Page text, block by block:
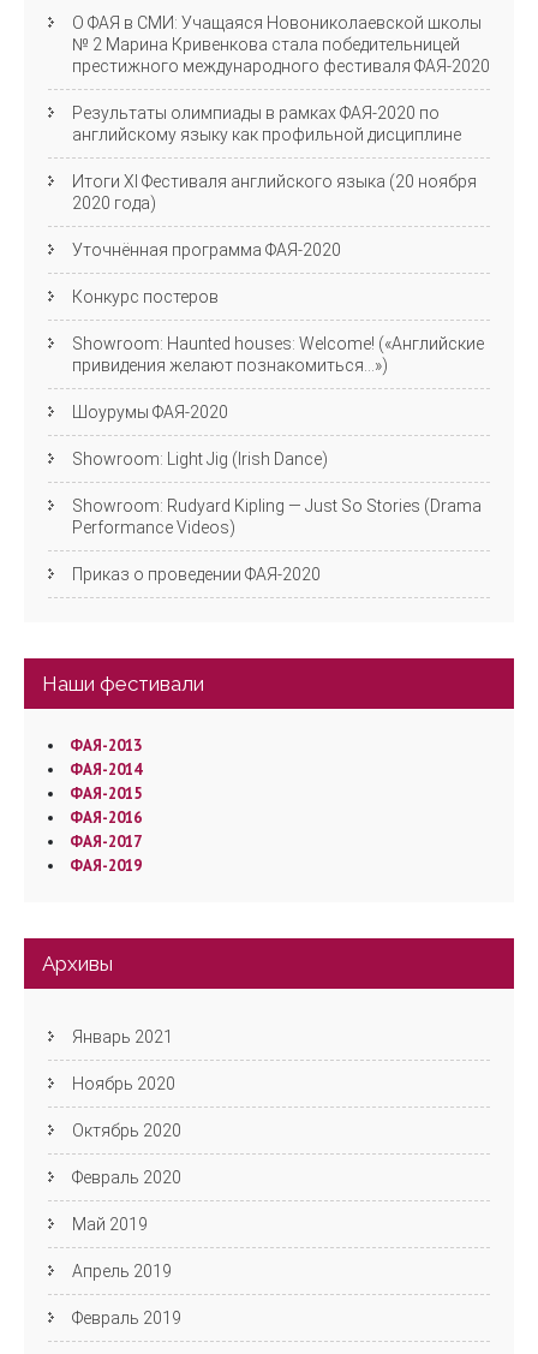
О ФАЯ в СМИ: Учащаяся Новониколаевской школы
№ 2 Марина Кривенкова стала победительницей
престижного международного фестиваля ФАЯ-2020
Результаты олимпиады в рамках ФАЯ-2020 по
английскому языку как профильной дисциплине
Итоги XI Фестиваля английского языка (20 ноября
2020 года)
Уточнённая программа ФАЯ-2020
Конкурс постеров
Showroom: Haunted houses: Welcome! («Английские
привидения желают познакомиться…»)
Шоурумы ФАЯ-2020
Showroom: Light Jig (Irish Dance)
Showroom: Rudyard Kipling — Just So Stories (Drama
Performance Videos)
Приказ о проведении ФАЯ-2020
Наши фестивали
ФАЯ-2013
ФАЯ-2014
ФАЯ-2015
ФАЯ-2016
ФАЯ-2017
ФАЯ-2019
Архивы
Январь 2021
Ноябрь 2020
Октябрь 2020
Февраль 2020
Май 2019
Апрель 2019
Февраль 2019